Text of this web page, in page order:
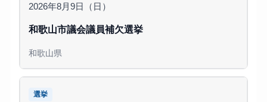
2026年8月9日（日）
和歌山市議会議員補欠選挙
和歌山県
選挙